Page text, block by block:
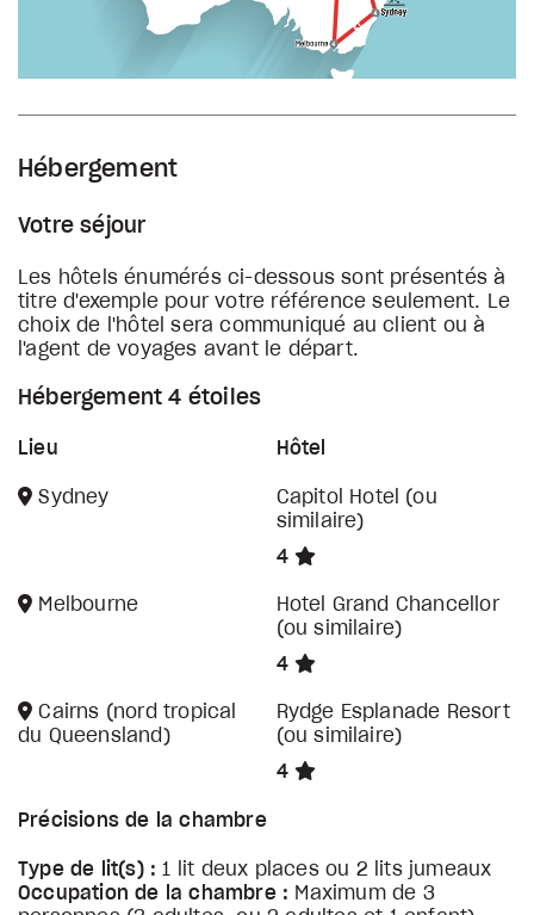
Hébergement
Votre séjour
Les hôtels énumérés ci-dessous sont présentés à
titre d'exemple pour votre référence seulement. Le
choix de l'hôtel sera communiqué au client ou à
l'agent de voyages avant le départ.
Hébergement 4 étoiles
Lieu Hôtel
Sydney
Capitol Hotel (ou
similaire)
4
Melbourne
Hotel Grand Chancellor
(ou similaire)
4
Cairns (nord tropical
du Queensland)
Rydge Esplanade Resort
(ou similaire)
4
Précisions de la chambre
Type de lit(s) :1 lit deux places ou 2 lits jumeaux
Occupation de la chambre : Maximum de 3